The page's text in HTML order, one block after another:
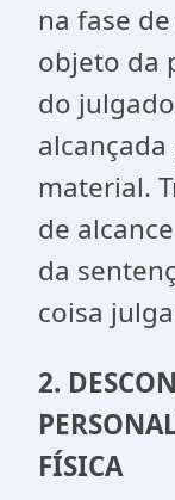
na fase
objeto da
do
material.
de
da
coisa
2.
FÍSICA